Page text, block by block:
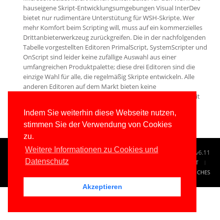
Indem Sie weiterhin diese Webseite nutzen,
stimmen Sie der Verwendung von Cookies
zu.
Weitere Informationen zu Cookies und
Datenschutz
Akzeptieren
Suche
hauseigene Skript-Entwicklungsumgebungen Visual InterDev
bietet nur rudimentäre Unterstütung für WSH-Skripte. Wer
mehr Komfort beim Scripting will, muss auf ein kommerzielles
Drittanbieterwerkzeug zurückgreifen. Die in der nachfolgenden
Tabelle vorgestellten Editoren PrimalScript, SystemScripter und
OnScript sind leider keine zufällige Auswahl aus einer
umfangreichen Produktpalette; diese drei Editoren sind die
einzige Wahl für alle, die regelmäßig Skripte entwickeln. Alle
anderen Editoren auf dem Markt bieten keine
erwähnenswerten Funktionen für das Windows Scripting mit
© 1996-2026www.IT-Visions.at-Dr. Holger Schwichtenberg v6.11
START SUCHE
KONTAKT
RECHTLICHES